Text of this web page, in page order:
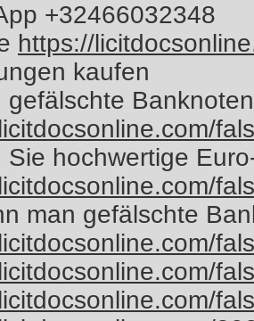
+32466032348
https://
kaufen
gefälschte
Sie hochwertige
man gefälschte